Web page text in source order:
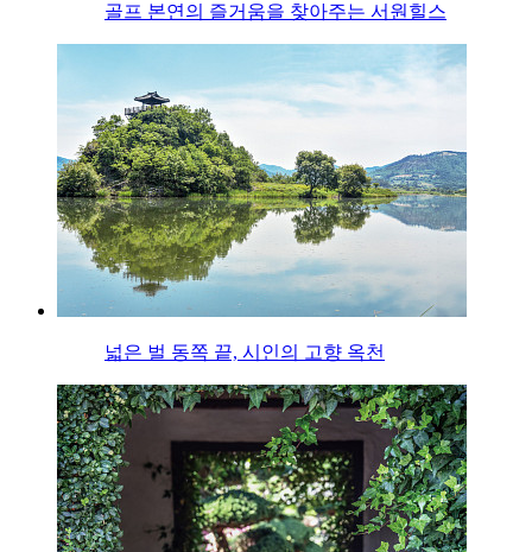
골프 본연의 즐거움을 찾아주는 서원힐스
넓은 벌 동쪽 끝, 시인의 고향 옥천